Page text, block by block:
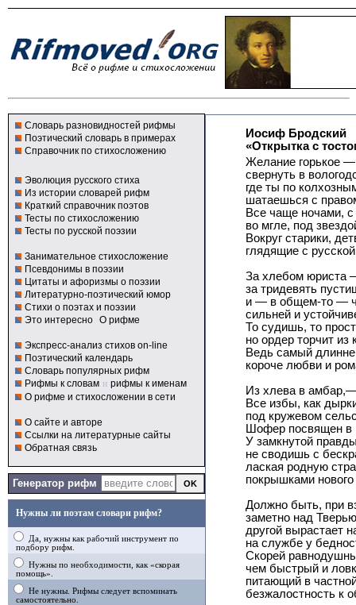
Словарь разновидностей рифмы
Поэтический словарь в примерах
Справочник по стихосложению
Эволюция русского стиха
Из истории словарей рифм
Краткий справочник поэтов
Тесты по стихосложению
Тесты по русской поэзии
Занимательное стихосложение
Псевдонимы в поэзии
Цитаты и афоризмы о поэзии
Литературно-поэтический юмор
Стихи о поэтах и поэзии
Это интересно О рифме
Экспресс-анализ стихов on-line
Поэтический календарь
Словарь популярных рифм
Рифмы к словам и рифмы к именам
О рифме и стихосложении в сети
О сайте и авторе
Ссылки на литературные сайты
Обратная связь
Генератор рифм
Нужны ли поэтам словари рифм?
Да, нужны как рабочий инструмент по
подбору рифм.
Нужны по необходимости, как «скорая
помощь».
Не нужны. Рифмы следует вспоминать
самостоятельно.
Иосиф Бродский
«Открытка с
Желание горькое
свернуть в
где ты по
шатаешься с
Все чаще ночами, с
во мгле, под
Вокруг старики,
глядящие с
За хлебом юриста
за тридевять
и — в общем-то —
сильней и
То судишь, то
но ордер торчит из
Ведь самый
короче любви и
Из хлева в амбар,—
Все избы, как
под кружевом
Шофер посвящен в
У замкнутой
не сводишь с
лаская родную
покрышками
Должно быть, при
заметно над
другой вырастает
на службе у
Скорей
чем быстрый и
питающий в
безжалостность к